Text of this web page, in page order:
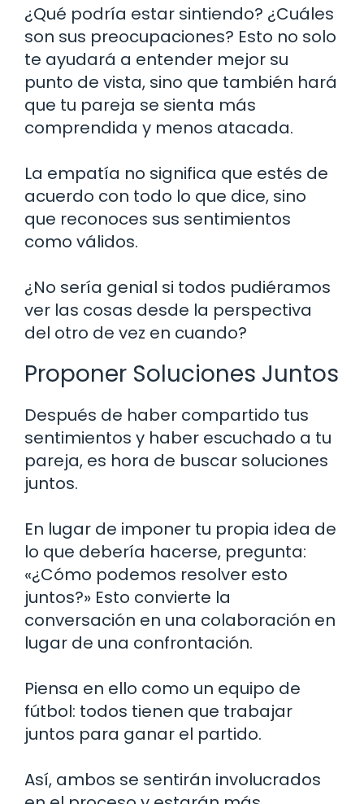
¿Qué podría estar sintiendo? ¿Cuáles
son sus preocupaciones? Esto no solo
te ayudará a entender mejor su
punto de vista, sino que también hará
que tu pareja se sienta más
comprendida y menos atacada.
La empatía no significa que estés de
acuerdo con todo lo que dice, sino
que reconoces sus sentimientos
como válidos.
¿No sería genial si todos pudiéramos
ver las cosas desde la perspectiva
del otro de vez en cuando?
Proponer Soluciones Juntos
Después de haber compartido tus
sentimientos y haber escuchado a tu
pareja, es hora de buscar soluciones
juntos.
En lugar de imponer tu propia idea de
lo que debería hacerse, pregunta:
«¿Cómo podemos resolver esto
juntos?» Esto convierte la
conversación en una colaboración en
lugar de una confrontación.
Piensa en ello como un equipo de
fútbol: todos tienen que trabajar
juntos para ganar el partido.
Así, ambos se sentirán involucrados